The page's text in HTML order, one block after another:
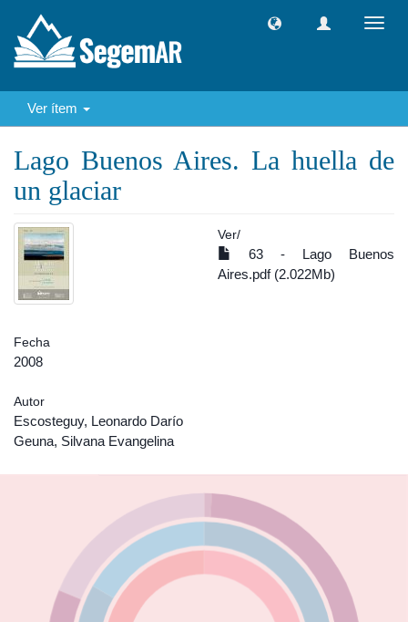
Ver ítem
Lago Buenos Aires. La huella de
un glaciar
Ver/
63 - Lago Buenos
Aires.pdf (2.022Mb)
Fecha
2008
Autor
Escosteguy, Leonardo Darío
Geuna, Silvana Evangelina